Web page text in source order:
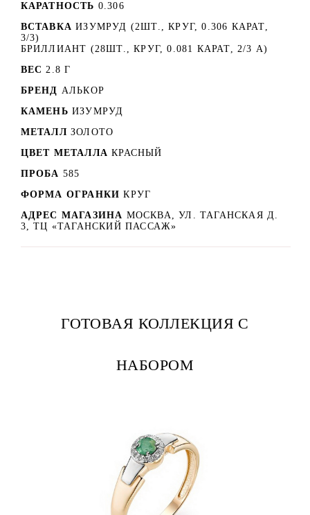
КАРАТНОСТЬ 0.306
ВСТАВКА ИЗУМРУД (2ШТ., КРУГ, 0.306 КАРАТ,
3/3)
БРИЛЛИАНТ (28ШТ., КРУГ, 0.081 КАРАТ, 2/3 А)
ВЕС 2.8 Г
БРЕНД АЛЬКОР
КАМЕНЬ ИЗУМРУД
МЕТАЛЛ ЗОЛОТО
ЦВЕТ МЕТАЛЛА КРАСНЫЙ
ПРОБА 585
ФОРМА ОГРАНКИ КРУГ
АДРЕС МАГАЗИНА МОСКВА, УЛ. ТАГАНСКАЯ Д.
3, ТЦ «ТАГАНСКИЙ ПАССАЖ»
ГОТОВАЯ КОЛЛЕКЦИЯ С
НАБОРОМ